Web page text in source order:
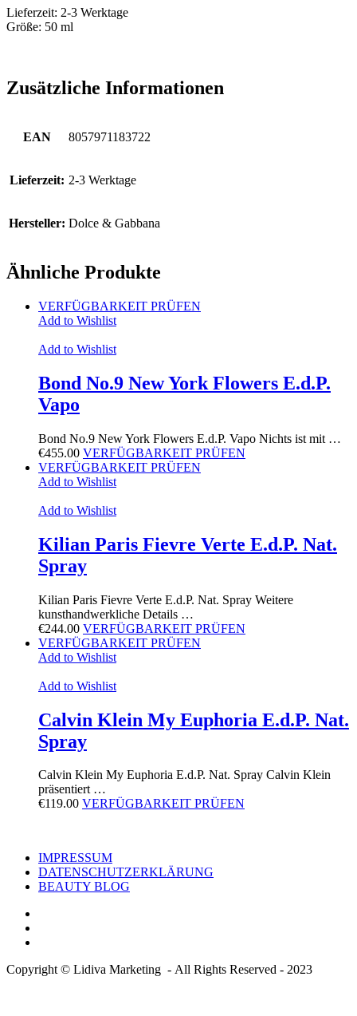
Lieferzeit: 2-3 Werktage
Größe: 50 ml
Zusätzliche Informationen
EAN 8057971183722
Lieferzeit: 2-3 Werktage
Hersteller: Dolce & Gabbana
Ähnliche Produkte
VERFÜGBARKEIT PRÜFEN
Add to Wishlist
Add to Wishlist
Bond No.9 New York Flowers E.d.P.
Vapo
Bond No.9 New York Flowers E.d.P. Vapo Nichts ist mit …
€455.00 VERFÜGBARKEIT PRÜFEN
VERFÜGBARKEIT PRÜFEN
Add to Wishlist
Add to Wishlist
Kilian Paris Fievre Verte E.d.P. Nat.
Spray
Kilian Paris Fievre Verte E.d.P. Nat. Spray Weitere
kunsthandwerkliche Details …
€244.00 VERFÜGBARKEIT PRÜFEN
VERFÜGBARKEIT PRÜFEN
Add to Wishlist
Add to Wishlist
Calvin Klein My Euphoria E.d.P. Nat.
Spray
Calvin Klein My Euphoria E.d.P. Nat. Spray Calvin Klein
präsentiert …
€119.00 VERFÜGBARKEIT PRÜFEN
IMPRESSUM
DATENSCHUTZERKLÄRUNG
BEAUTY BLOG
Copyright © Lidiva Marketing - All Rights Reserved - 2023